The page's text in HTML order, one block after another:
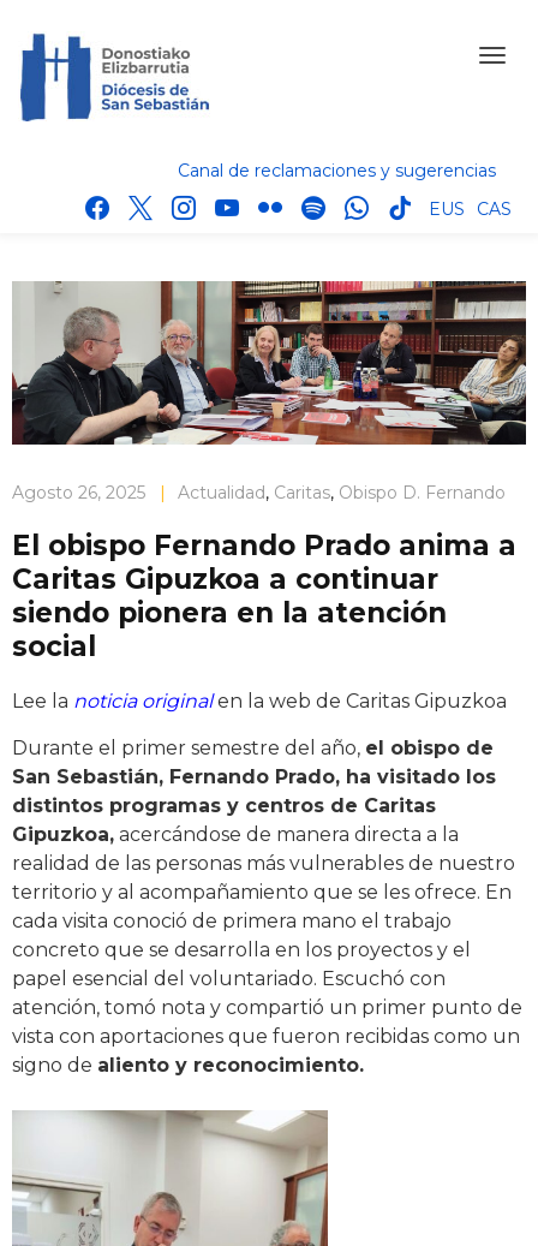
Canal de reclamaciones y sugerencias
facebook
x instagram
youtube
flickr spotifywhatsapp
tik
EUS CAS
Agosto 26, 2025 Actualidad, Caritas, Obispo D. Fernando
El obispo Fernando Prado anima a
Caritas Gipuzkoa a continuar
siendo pionera en la atención
social
Lee la noticia original en la web de Caritas Gipuzkoa
Durante el primer semestre del año, el obispo de
San Sebastián, Fernando Prado, ha visitado los
distintos programas y centros de Caritas
Gipuzkoa, acercándose de manera directa a la
realidad de las personas más vulnerables de nuestro
territorio y al acompañamiento que se les ofrece. En
cada visita conoció de primera mano el trabajo
concreto que se desarrolla en los proyectos y el
papel esencial del voluntariado. Escuchó con
atención, tomó nota y compartió un primer punto de
vista con aportaciones que fueron recibidas como un
signo de aliento y reconocimiento.